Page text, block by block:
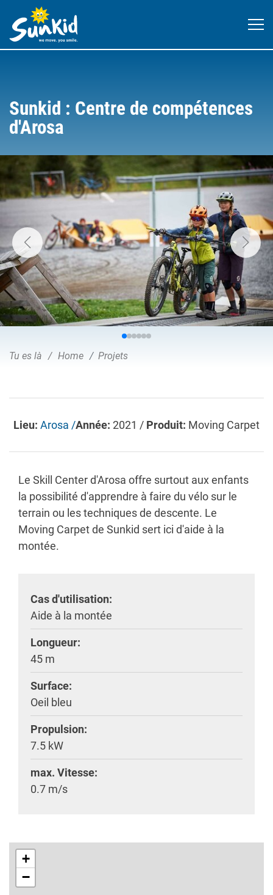
Sunkid : Centre de compétences
d'Arosa
Tu es là Home Projets
Lieu: Arosa /Année: 2021 / Produit: Moving Carpet
Le Skill Center d'Arosa offre surtout aux enfants
la possibilité d'apprendre à faire du vélo sur le
terrain ou les techniques de descente. Le
Moving Carpet de Sunkid sert ici d'aide à la
montée.
Cas d'utilisation:
Aide à la montée
Longueur:
45 m
Surface:
Oeil bleu
Propulsion:
7.5 kW
max. Vitesse:
0.7 m/s
+
−